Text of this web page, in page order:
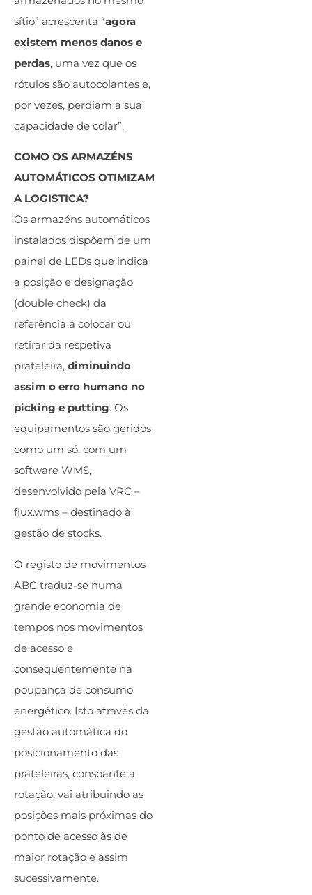
sítio” acrescenta “agora
existem menos danos e
perdas, uma vez que os
rótulos são autocolantes e,
por vezes, perdiam a sua
capacidade de colar”.
COMO OS ARMAZÉNS
AUTOMÁTICOS OTIMIZAM
A LOGISTICA?
Os armazéns automáticos
instalados dispõem de um
painel de LEDs que indica
a posição e designação
(double check) da
referência a colocar ou
retirar da respetiva
prateleira, diminuindo
assim o erro humano no
picking e putting. Os
equipamentos são geridos
como um só, com um
software WMS,
desenvolvido pela VRC –
flux.wms – destinado à
gestão de stocks.
O registo de movimentos
ABC traduz-se numa
grande economia de
tempos nos movimentos
de acesso e
consequentemente na
poupança de consumo
energético. Isto através da
gestão automática do
posicionamento das
prateleiras, consoante a
rotação, vai atribuindo as
posições mais próximas do
ponto de acesso às de
maior rotação e assim
sucessivamente.